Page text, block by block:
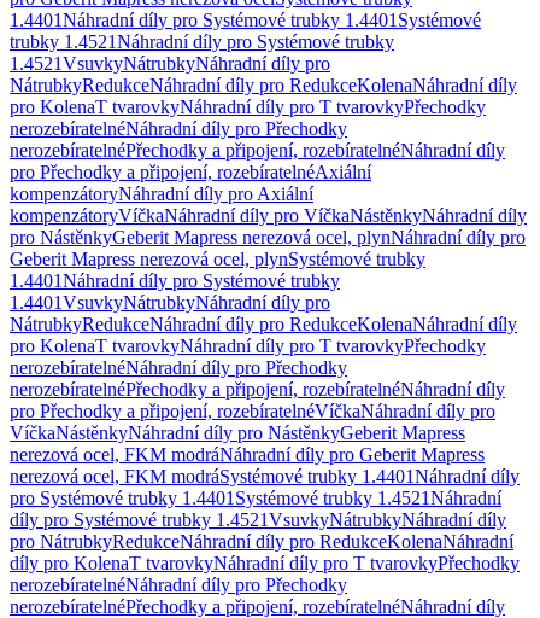
1.4401Náhradní díly pro Systémové trubky 1.4401 Systémové
trubky 1.4521Náhradní díly pro Systémové trubky
1.4521VsuvkyNátrubkyNáhradní díly pro
NátrubkyRedukceNáhradní díly pro RedukceKolenaNáhradní díly
pro KolenaT tvarovkyNáhradní díly pro T tvarovkyPřechodky
nerozebíratelnéNáhradní díly pro Přechodky
nerozebíratelnéPřechodky a připojení, rozebíratelnéNáhradní díly
pro Přechodky a připojení, rozebíratelnéAxiální
kompenzátoryNáhradní díly pro Axiální
kompenzátoryVíčkaNáhradní díly pro VíčkaNástěnkyNáhradní díly
pro NástěnkyGeberit Mapress nerezová ocel, plynNáhradní díly pro
Geberit Mapress nerezová ocel, plynSystémové trubky
1.4401Náhradní díly pro Systémové trubky
1.4401VsuvkyNátrubkyNáhradní díly pro
NátrubkyRedukceNáhradní díly pro RedukceKolenaNáhradní díly
pro KolenaT tvarovkyNáhradní díly pro T tvarovkyPřechodky
nerozebíratelnéNáhradní díly pro Přechodky
nerozebíratelnéPřechodky a připojení, rozebíratelnéNáhradní díly
pro Přechodky a připojení, rozebíratelnéVíčkaNáhradní díly pro
VíčkaNástěnkyNáhradní díly pro NástěnkyGeberit Mapress
nerezová ocel, FKM modráNáhradní díly pro Geberit Mapress
nerezová ocel, FKM modráSystémové trubky 1.4401Náhradní díly
pro Systémové trubky 1.4401 Systémové trubky 1.4521Náhradní
díly pro Systémové trubky 1.4521VsuvkyNátrubkyNáhradní díly
pro NátrubkyRedukceNáhradní díly pro RedukceKolenaNáhradní
díly pro KolenaT tvarovkyNáhradní díly pro T tvarovkyPřechodky
nerozebíratelnéNáhradní díly pro Přechodky
nerozebíratelnéPřechodky a připojení, rozebíratelnéNáhradní díly